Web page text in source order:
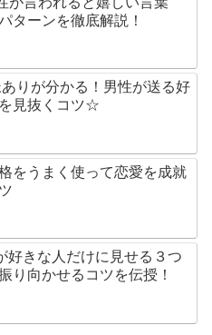
ターンを徹底解説！
りが分かる！男性が送る好
見抜くコツ☆
をうまく使って恋愛を成就
好きな人だけに見せる３つ
り向かせるコツを伝授！